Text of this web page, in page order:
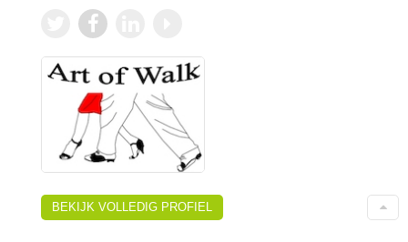
BEKIJK VOLLEDIG PROFIEL